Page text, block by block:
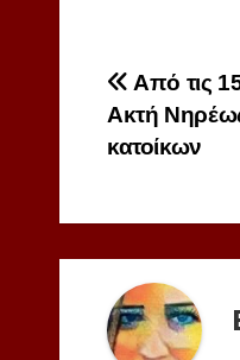
άρθρων
Από τις
Ακτή
κατοίκων